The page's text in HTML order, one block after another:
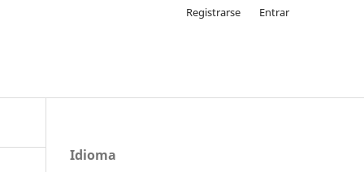
Registrarse Entrar
Idioma